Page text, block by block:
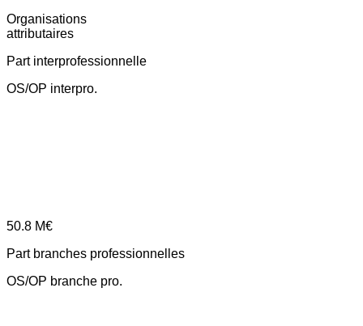
Organisations
attributaires
Part interprofessionnelle
OS/OP interpro.
50.8 M€
Part branches professionnelles
OS/OP branche pro.